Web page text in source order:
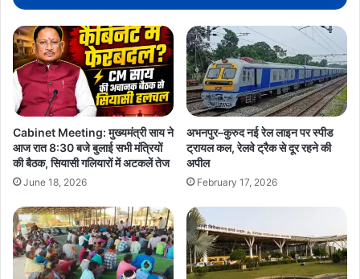
Cabinet Meeting: मुख्यमंत्री साय ने
आज रात 8:30 बजे बुलाई सभी मंत्रियों
की बैठक, सियासी गलियारों में अटकलें तेज
June 18, 2026
अभनपुर–कुरुद नई रेल लाइन पर स्पीड
ट्रायल कल, रेलवे ट्रैक से दूर रहने की
अपील
February 17, 2026